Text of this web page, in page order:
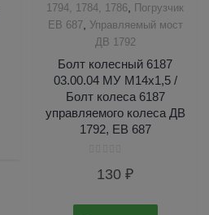
1794, 1784, 1786 Погрузчик
ЕВ 687, Управляемый мост
ДВ 1792
Болт колесный 6187
03.00.04 МУ М14х1,5 /
Болт колеса 6187
управляемого колеса ДВ
1792, ЕВ 687
130₽